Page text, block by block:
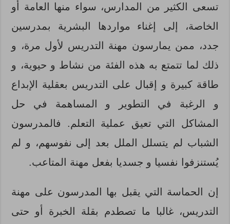
تسعى الكثير من المدارس، سواء منها العامة أو
الخاصة، إلى إغناء مواردها البشرية بمدرسين
جدد، ممن يمارسون مهنة التدريس لأول مرة، و
ذلك لما تتمتع به هذه الفئة من نشاط و حيوية، و
طاقة كبيرة و إقبال على التدريس بعقلية الإبداع
و الرغبة في التطوير و المساهمة في حل
المشاكل التي تعيق عملية التعلم. فالمدرسون
الشباب لم يتسلل الملل بعد إلى نفوسهم، و لم
يُستنزفوا نفسيا و جسديا بفعل مهنة المتاعب.
إن الحماسة التي يقبل بها المدرسون على مهنة
التدريس، غالبا ما تصطدم بقلة الخبرة أو حتى